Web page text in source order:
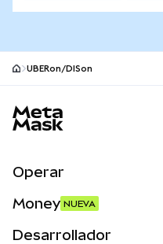
UBERon/DISon
Operar
Money NUEVA
Desarrollador